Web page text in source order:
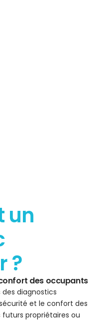
un
?
des occupants
des diagnostics
et le confort des
futurs propriétaires ou